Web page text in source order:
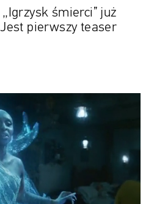
śmierci” już
pierwszy teaser